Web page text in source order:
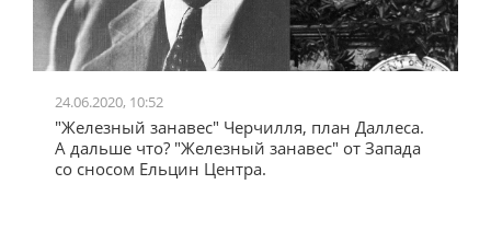
24.06.2020, 10:52
"Железный занавес" Черчилля, план Даллеса.
А дальше что? "Железный занавес" от Запада
со сносом Ельцин Центра.